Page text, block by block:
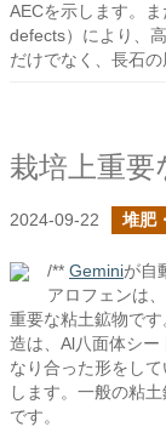
AECを示します。
defects）により、
だけでなく、長石
2024-09-22 堆肥
/** Geminiが自
アロフェンは
重要な粘土鉱物で
造は、Al八面体シ
なり合った形をし
します。一般の粘
です。